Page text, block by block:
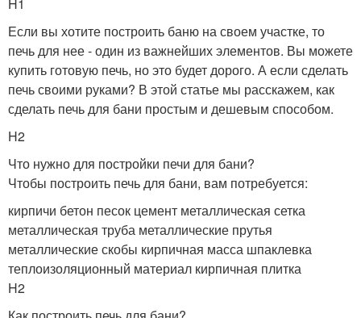
Если вы хотите построить баню на своем участке, то
печь для нее - один из важнейших элементов. Вы можете
купить готовую печь, но это будет дорого. А если сделать
печь своими руками? В этой статье мы расскажем, как
сделать печь для бани простым и дешевым способом.
H2
Что нужно для постройки печи для бани?
Чтобы построить печь для бани, вам потребуется:
кирпичи бетон песок цемент металлическая сетка
металлическая труба металлические прутья
металлические скобы кирпичная масса шпаклевка
теплоизоляционный материал кирпичная плитка
H2